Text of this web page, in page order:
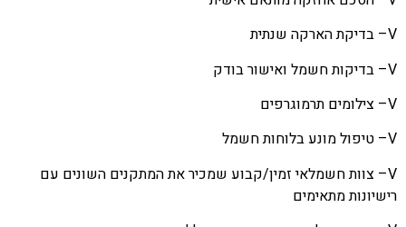
הארקה שנתית
חשמל ואישור בודק
תרמוגרפים
טיפול מונע בלוחות חשמל
חשמלאי זמין/קבוע שמכיר את המתקנים השונים עם
מתאימים